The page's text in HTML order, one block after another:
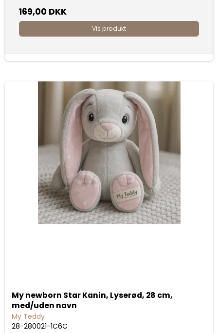
169,00 DKK
Vis produkt
My newborn Star Kanin, Lyserød, 28 cm,
med/uden navn
My Teddy
28-280021-1C6C